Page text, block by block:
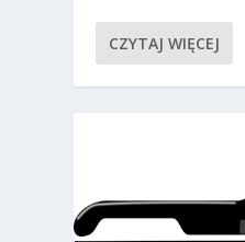
CZYTAJ WIĘCEJ